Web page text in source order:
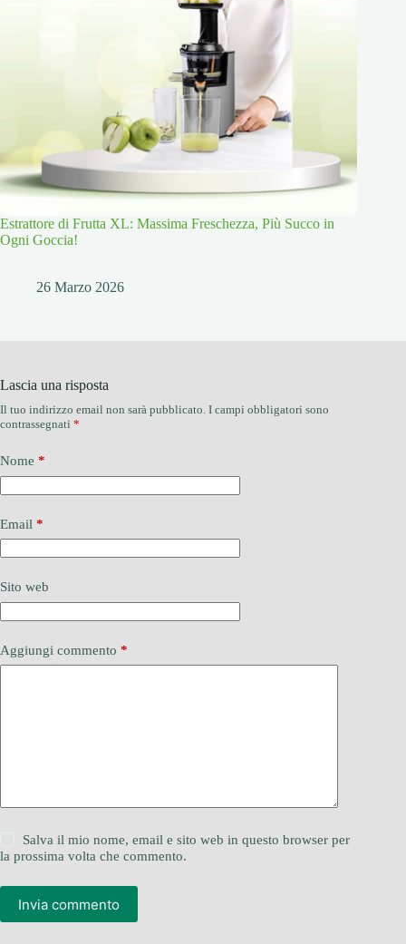
Estrattore di Frutta XL: Massima Freschezza, Più Succo in
Ogni Goccia!
26 Marzo 2026
Lascia una risposta
Il tuo indirizzo email non sarà pubblicato. I campi obbligatori sono
contrassegnati *
Nome *
Email *
Sito web
Aggiungi commento *
Salva il mio nome, email e sito web in questo browser per
la prossima volta che commento.
Invia commento